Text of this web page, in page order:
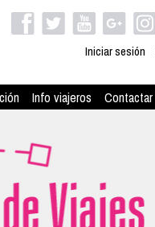
Iniciar sesión
Info viajeros Contactar